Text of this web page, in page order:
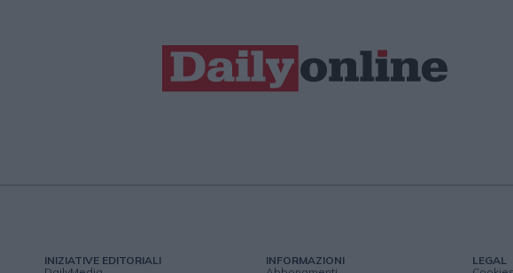
INIZIATIVE EDITORIALI
INFORMAZIONI
LEGAL